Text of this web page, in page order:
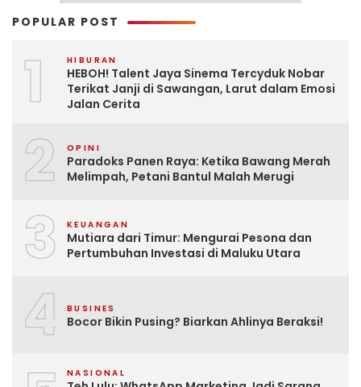
POPULAR POST
1 HIBURAN
HEBOH! Talent Jaya Sinema Tercyduk Nobar
Terikat Janji di Sawangan, Larut dalam Emosi
Jalan Cerita
2 OPINI
Paradoks Panen Raya: Ketika Bawang Merah
Melimpah, Petani Bantul Malah Merugi
3 KEUANGAN
Mutiara dari Timur: Mengurai Pesona dan
Pertumbuhan Investasi di Maluku Utara
4 BUSINES
Bocor Bikin Pusing? Biarkan Ahlinya Beraksi!
NASIONAL